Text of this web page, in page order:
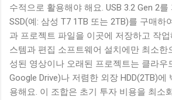
수적으로 활용해야 해요. USB 3.2 Gen 2
SSD(예: 삼성 T7 1TB 또는 2TB)를 구매하
과 프로젝트 파일을 이곳에 저장하고 작업
스템과 편집 소프트웨어 설치에만 최소한
성된 영상이나 오래된 프로젝트는 클라우
Google Drive)나 저렴한 외장 HDD(2TB)
용해요. 이 조합은 초기 투자 비용을 최소